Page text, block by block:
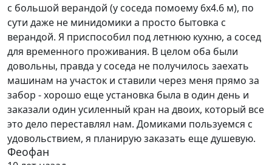
с большой верандой (у соседа помоему 6х4.6 м), по
сути даже не минидомики а просто бытовка с
верандой. Я приспособил под летнюю кухню, а сосед
для временного проживания. В целом оба были
довольны, правда у соседа не получилось заехать
машинам на участок и ставили через меня прямо за
забор - хорошо еще установка была в один день и
заказали один усиленный кран на двоих, который все
это дело переставлял нам. Домиками пользуемся с
удовольствием, я планирую заказать еще душевую.
Феофан